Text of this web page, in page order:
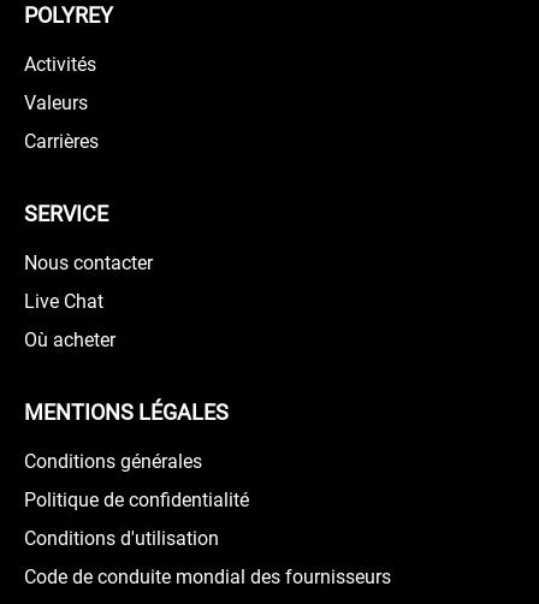
POLYREY
Activités
Valeurs
Carrières
SERVICE
Nous contacter
Live Chat
Où acheter
MENTIONS LÉGALES
Conditions générales
Politique de confidentialité
Conditions d'utilisation
Code de conduite mondial des fournisseurs